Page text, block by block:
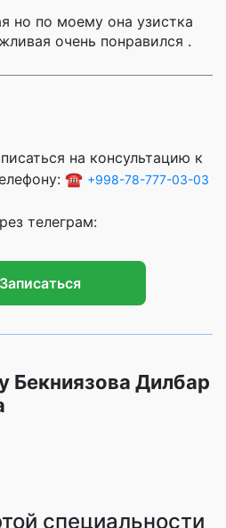
но по моему она узистка
очень понравился .
на консультацию к
☎️ +998-78-777-03-03
телеграм:
Записаться
Бекниязова Дилбар
специальности